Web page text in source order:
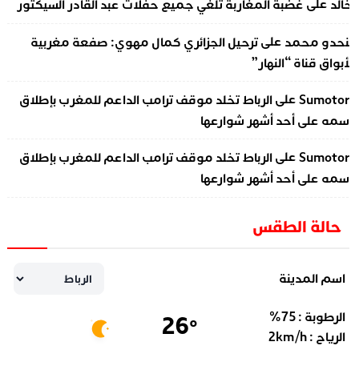
علىغضبة المغاربة تلغي جميع حفلات عبد القادر السيكتور
محمدعلىترحيل الجزائري كمال مهوي: صفعة مغربية
قناة “النهار”
علىالرباط تخلد موقف ترامب الداعم للمغرب بإطلاق
على أحد أشهر شوارعها
علىالرباط تخلد موقف ترامب الداعم للمغرب بإطلاق
على أحد أشهر شوارعها
حالة الطقس
اسم المدينة
الرطوبة : 75
%
الرياح :
2km/h
26